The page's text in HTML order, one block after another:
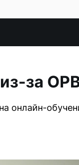
за
онлайн-